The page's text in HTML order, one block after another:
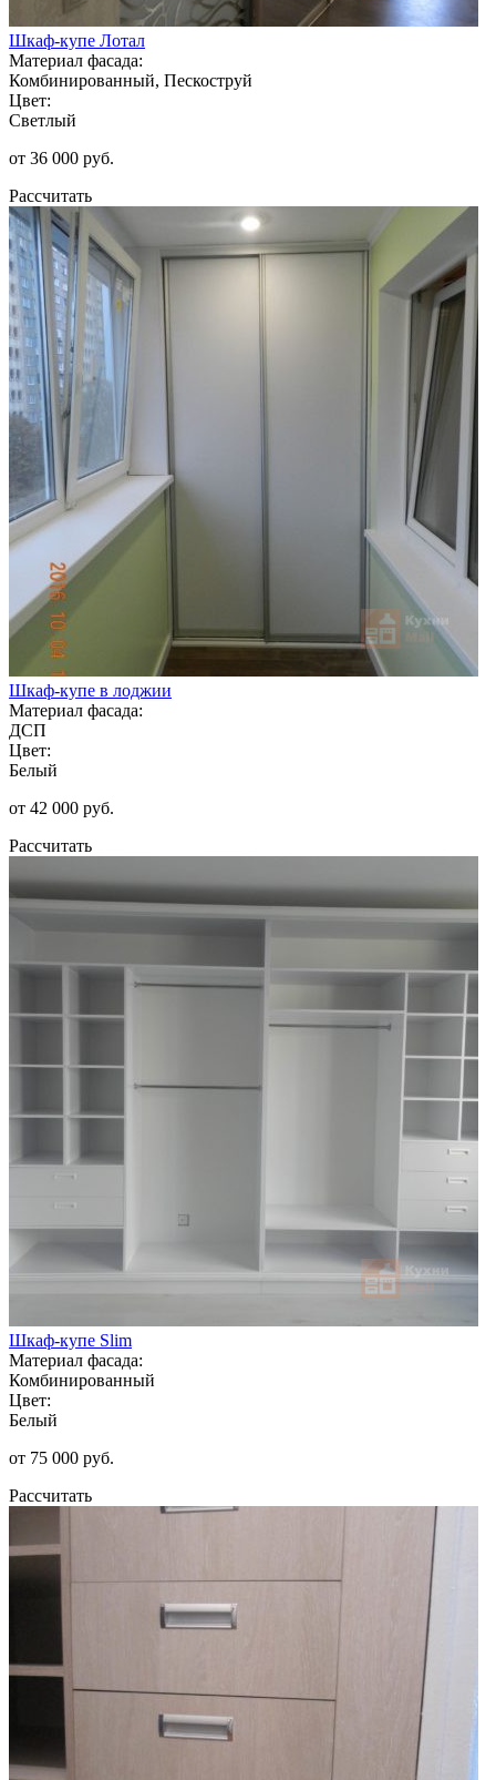
Шкаф-купе Лотал
Материал фасада:
Комбинированный, Пескоструй
Цвет:
Светлый
от 36 000 руб.
Рассчитать
Шкаф-купе в лоджии
Материал фасада:
ДСП
Цвет:
Белый
от 42 000 руб.
Рассчитать
Шкаф-купе Slim
Материал фасада:
Комбинированный
Цвет:
Белый
от 75 000 руб.
Рассчитать